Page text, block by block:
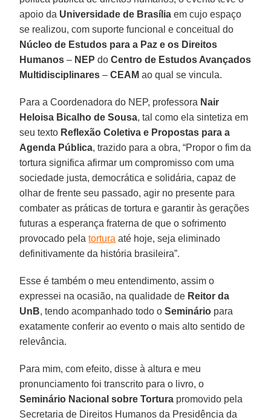
apoio da Universidade de Brasília em cujo espaço
se realizou, com suporte funcional e conceitual do
Núcleo de Estudos para a Paz e os Direitos
Humanos – NEP doCentro de Estudos Avançados
Multidisciplinares –CEAM ao qual se vincula.
Para a Coordenadora do NEP, professora Nair
Heloisa Bicalho de Sousa, tal como ela sintetiza em
seu texto Reflexão Coletiva e Propostas para a
Agenda Pública, trazido para a obra, “Propor o fim da
tortura significa afirmar um compromisso com uma
sociedade justa, democrática e solidária, capaz de
olhar de frente seu passado, agir no presente para
combater as práticas de tortura e garantir às gerações
futuras a esperança fraterna de que o sofrimento
provocado pelatortura até hoje, seja eliminado
definitivamente da história brasileira”.
Esse é também o meu entendimento, assim o
expressei na ocasião, na qualidade de Reitor da
UnB, tendo acompanhado todo oSeminário para
exatamente conferir ao evento o mais alto sentido de
relevância.
Para mim, com efeito, disse à altura e meu
pronunciamento foi transcrito para o livro, o
Seminário Nacional sobre Tortura promovido pela
Secretaria de Direitos Humanos da Presidência da